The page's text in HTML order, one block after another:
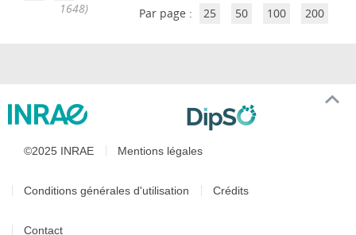
1648)
Par page : 25 50 100 200
©2025 INRAE Mentions légales
Conditions générales d'utilisation Crédits
Contact